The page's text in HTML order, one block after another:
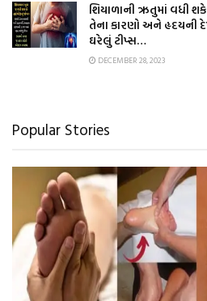
શિયાળાની ઋતુમાં વધી
તેના કારણો અને
ઘરેલું ટીપ્સ…
DECEMBER 28, 2023
Popular Stories